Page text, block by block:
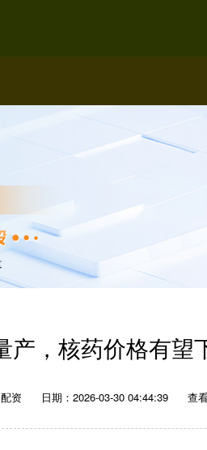
产，核药价格有望
资 日期：2026-03-30 04:44:39 查